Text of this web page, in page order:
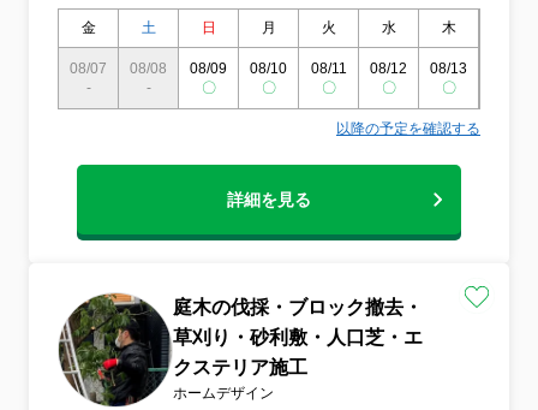
金 土 日 月 火 水 木
08/07
-
08/08
-
08/09
〇
08/10
〇
08/11
〇
08/12
〇
08/13
〇
以降の予定を確認する
詳細を見る
庭木の伐採・ブロック撤去・
草刈り・砂利敷・人口芝・エ
クステリア施工
ホームデザイン